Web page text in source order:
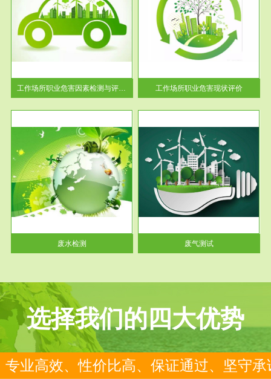
工作场所职业危害因素检测与评价...
工作场所职业危害现状评价
【现状评价意义】：具体因素---
-通过质谱分析等多种手段明确
工作场...
工作场所职业危害现状评价
废水检测
服务范围
废气测试
检测范围工业废气检测包括有机
废气和无机废气。有机废气主要
包括...
废气测试
选择我们的四大优势
专业高效、性价比高、保证通过、坚守承